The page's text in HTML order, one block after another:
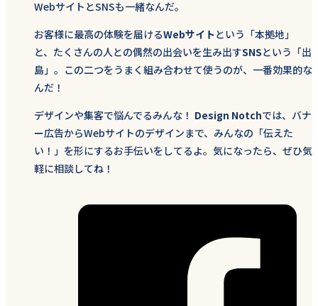
WebサイトとSNSも一緒なんだ。
お客様に最高の体験を届けるWebサイトという「本拠地」
と、たくさんの人との偶然の出会いを生み出すSNSという「出
島」。この二つをうまく組み合わせて使うのが、一番効果的な
んだ！
デザインや集客で悩んでるみんな！ Design Notchでは、バナ
ー広告からWebサイトのデザインまで、みんなの「伝えた
い！」を形にするお手伝いをしてるよ。気になったら、ぜひ気
軽に相談してね！